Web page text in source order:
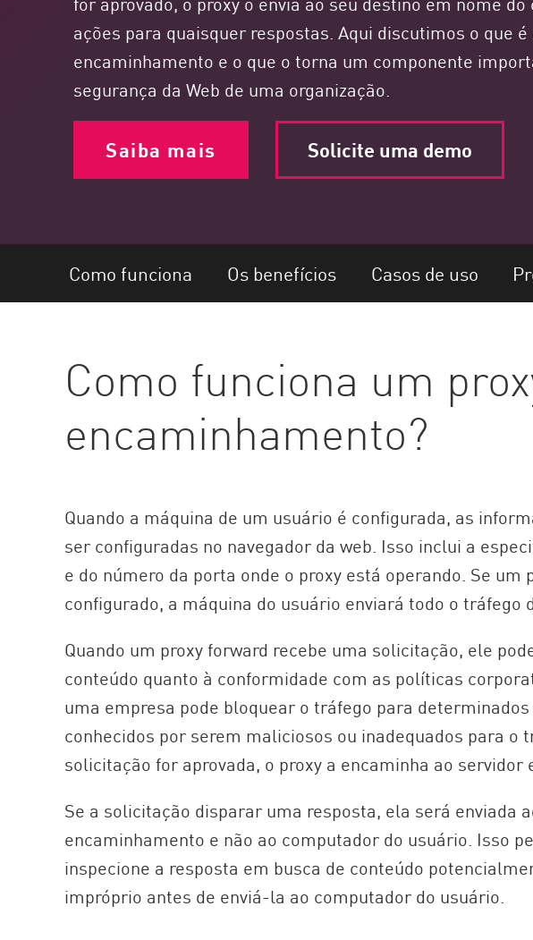
Endpoint
Pesquisar
SaaS
Inteligência de ameaça
Exposure Prioritization
Remediação Segura
IA do ThreatCloud
SEGURANÇA DE IA
AI Red Teaming
Ver produtos de A a Z
ações para quaisquer respostas. Aqui discutimos o que é
encaminhamento e o que o torna um componente
segurança da Web de uma organização.
Saiba mais Solicite uma demo
Como funciona Os benefícios Casos de uso
Como funciona um
encaminhamento?
Quando a máquina de um usuário é configurada, as
ser configuradas no navegador da web. Isso inclui a
e do número da porta onde o proxy está operando. Se um
configurado, a máquina do usuário enviará todo o tráfego
Quando um proxy forward recebe uma solicitação, ele
conteúdo quanto à conformidade com as políticas
uma empresa pode bloquear o tráfego para
conhecidos por serem maliciosos ou inadequados para o
solicitação for aprovada, o proxy a encaminha ao servidor
Se a solicitação disparar uma resposta, ela será enviada
encaminhamento e não ao computador do usuário. Isso
inspecione a resposta em busca de conteúdo
impróprio antes de enviá-la ao computador do usuário.